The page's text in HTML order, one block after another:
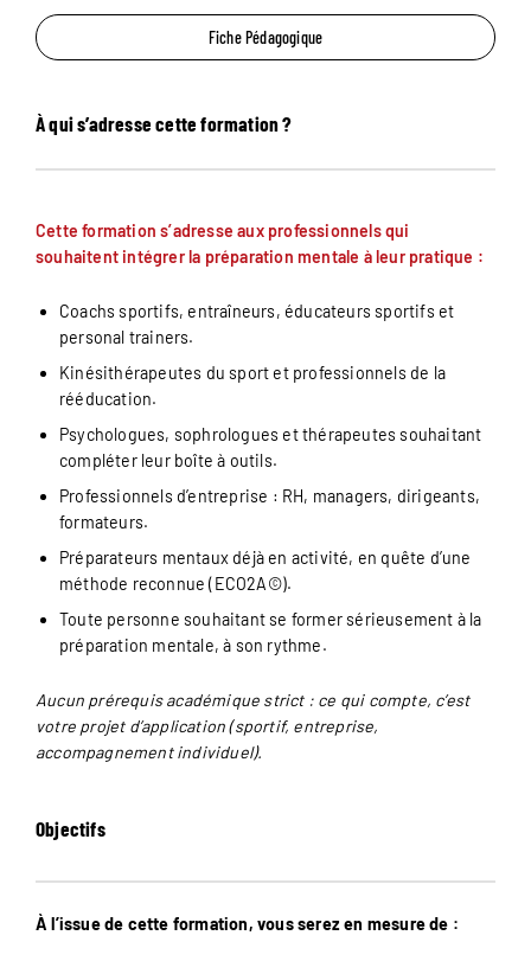
Fiche Pédagogique
À qui s’adresse cette formation ?
Cette formation s’adresse aux professionnels qui
souhaitent intégrer la préparation mentale à leur pratique :
Coachs sportifs, entraîneurs, éducateurs sportifs et
personal trainers.
Kinésithérapeutes du sport et professionnels de la
rééducation.
Psychologues, sophrologues et thérapeutes souhaitant
compléter leur boîte à outils.
Professionnels d’entreprise : RH, managers, dirigeants,
formateurs.
Préparateurs mentaux déjà en activité, en quête d’une
méthode reconnue (ECO2A©).
Toute personne souhaitant se former sérieusement à la
préparation mentale, à son rythme.
Aucun prérequis académique strict : ce qui compte, c’est
votre projet d’application (sportif, entreprise,
accompagnement individuel).
Objectifs
À l’issue de cette formation, vous serez en mesure de :